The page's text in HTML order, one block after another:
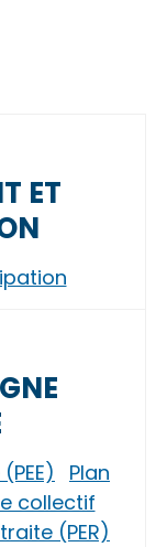
ET
Plan
collectif
(PER)